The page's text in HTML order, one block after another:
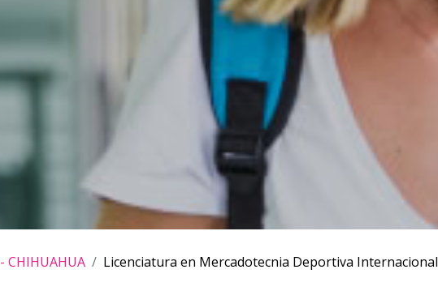
CHIHUAHUA Licenciatura en Mercadotecnia Deportiva Internacional